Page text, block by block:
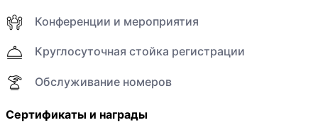
Конференции и мероприятия
Круглосуточная стойка регистрации
Обслуживание номеров
Сертификаты и награды